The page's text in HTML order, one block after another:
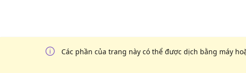
Các phần của trang này có thể được dịch bằng máy